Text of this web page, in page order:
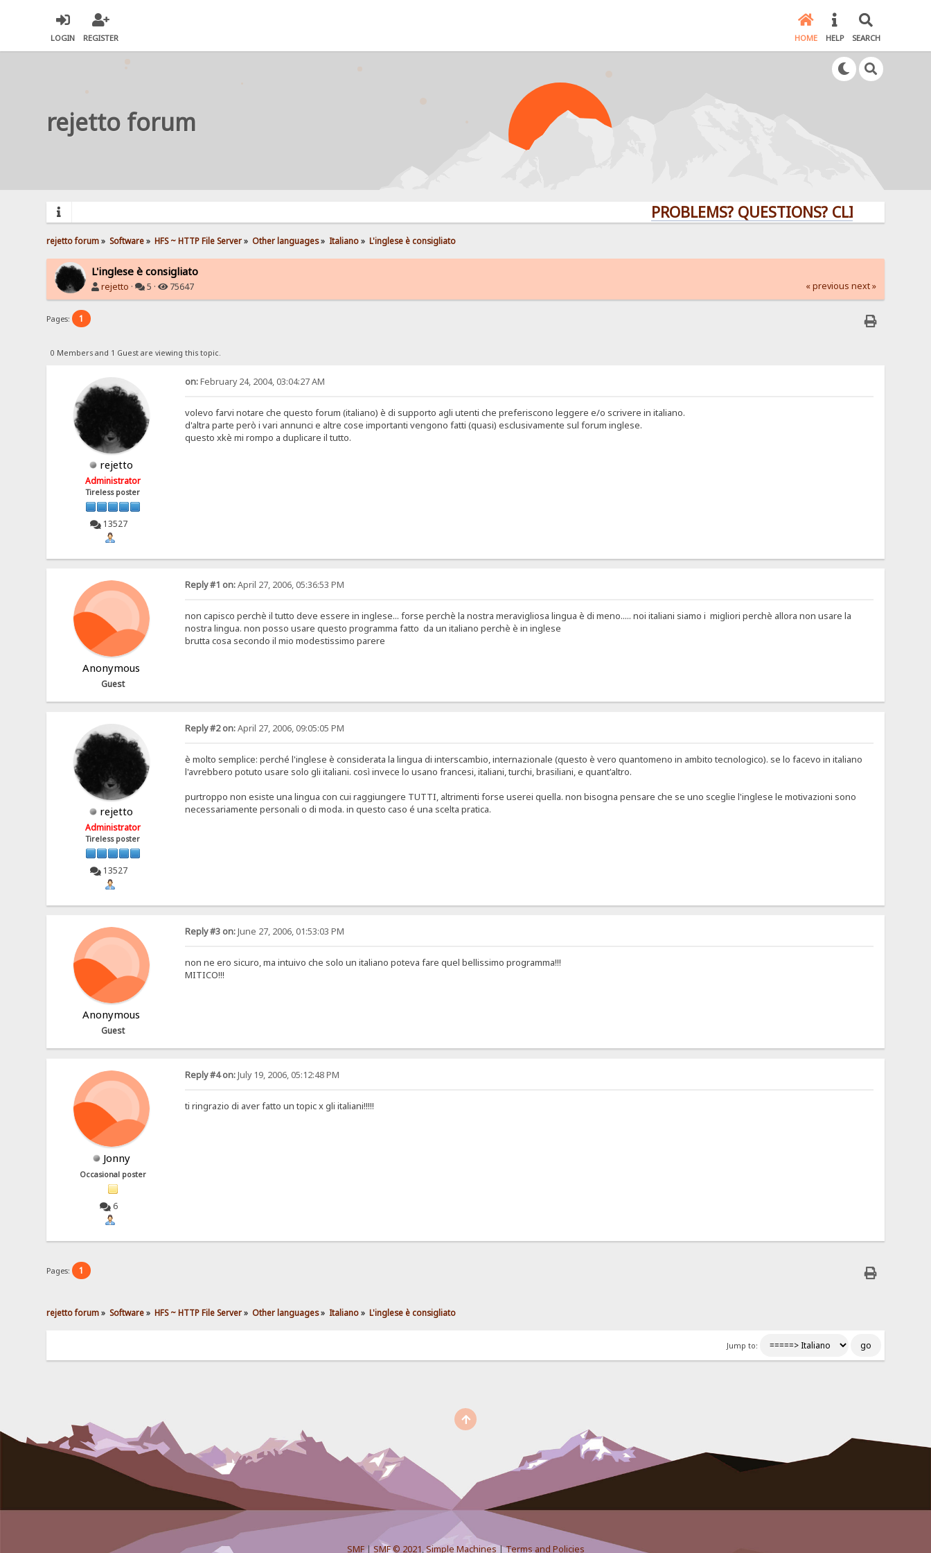
LOGIN REGISTER HOME HELP SEARCH
rejetto forum
PROBLEMS? QUESTIONS? CLICK HERE!
rejetto forum» Software» HFS ~ HTTP File Server» Other languages» Italiano» L'inglese è consigliato
L'inglese è consigliato
rejetto · 5 · 75647 « previous next »
Pages: 1
0 Members and 1 Guest are viewing this topic.
rejetto
Administrator
Tireless poster
13527
on:February 24, 2004, 03:04:27 AM
volevo farvi notare che questo forum (italiano) è di supporto agli utenti che preferiscono leggere e/o scrivere in italiano.
d'altra parte però i vari annunci e altre cose importanti vengono fatti (quasi) esclusivamente sul forum inglese.
questo xkè mi rompo a duplicare il tutto.
Anonymous
Guest
Reply #1 on:April 27, 2006, 05:36:53 PM
non capisco perchè il tutto deve essere in inglese... forse perchè la nostra meravigliosa lingua è di meno..... noi italiani siamo i migliori perchè allora non usare la
nostra lingua. non posso usare questo programma fatto da un italiano perchè è in inglese
brutta cosa secondo il mio modestissimo parere
rejetto
Administrator
Tireless poster
13527
Reply #2 on:April 27, 2006, 09:05:05 PM
è molto semplice: perché l'inglese è considerata la lingua di interscambio, internazionale (questo è vero quantomeno in ambito tecnologico). se lo facevo in italiano
l'avrebbero potuto usare solo gli italiani. così invece lo usano francesi, italiani, turchi, brasiliani, e quant'altro.
purtroppo non esiste una lingua con cui raggiungere TUTTI, altrimenti forse userei quella. non bisogna pensare che se uno sceglie l'inglese le motivazioni sono
necessariamente personali o di moda. in questo caso é una scelta pratica.
Anonymous
Guest
Reply #3 on:June 27, 2006, 01:53:03 PM
non ne ero sicuro, ma intuivo che solo un italiano poteva fare quel bellissimo programma!!!
MITICO!!!
Jonny
Occasional poster
6
Reply #4 on:July 19, 2006, 05:12:48 PM
ti ringrazio di aver fatto un topic x gli italiani!!!!!
Pages: 1
rejetto forum» Software» HFS ~ HTTP File Server» Other languages» Italiano» L'inglese è consigliato
Jump to:
SMF| SMF © 2021,Simple Machines|Terms and Policies